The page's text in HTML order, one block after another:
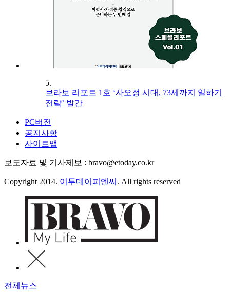
5.
브라보 리포트 1호 ‘사오정 시대, 73세까지 일하기
전략’ 발간
PC버전
공지사항
사이트맵
보도자료 및 기사제보 : bravo@etoday.co.kr
Copyright 2014. 이투데이피엔씨 . All rights reserved
전체뉴스